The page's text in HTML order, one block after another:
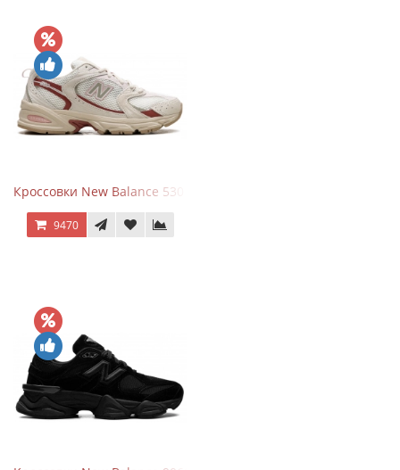
Кроссовки New Balance 530 Festival Pack Clay
9470